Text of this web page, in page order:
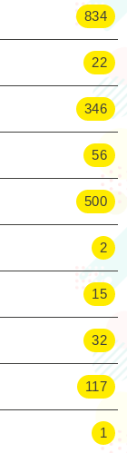
834
22
346
56
500
2
15
32
117
1